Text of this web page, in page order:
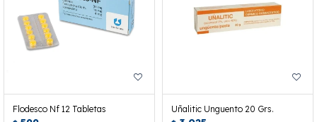
Flodesco Nf 12 Tabletas Uñalitic Unguento 20 Grs.